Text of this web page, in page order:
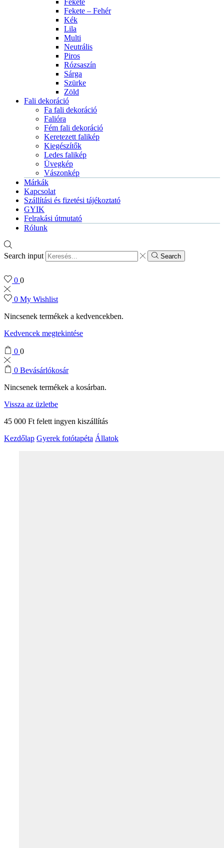
Fekete
Fekete – Fehér
Kék
Lila
Multi
Neutrális
Piros
Rózsaszín
Sárga
Szürke
Zöld
Fali dekoráció
Fa fali dekoráció
Falióra
Fém fali dekoráció
Keretezett falikép
Kiegészítők
Ledes falikép
Üvegkép
Vászonkép
Márkák
Kapcsolat
Szállítási és fizetési tájékoztató
GYIK
Felrakási útmutató
Rólunk
Search input Search
0 0
0 My Wishlist
Nincsenek termékek a kedvencekben.
Kedvencek megtekintése
0 0
0 Bevásárlókosár
Nincsenek termékek a kosárban.
Vissza az üzletbe
45 000 Ft felett ingyen kiszállítás
Kezdőlap Gyerek fotótapéta Állatok